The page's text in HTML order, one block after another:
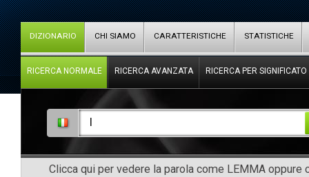
DIZIONARIO CHI SIAMO CARATTERISTICHE STATISTICHE
RICERCA NORMALE RICERCA AVANZATA RICERCA PER SIGNIFICATO
Clicca qui per vedere la parola come LEMMA oppure